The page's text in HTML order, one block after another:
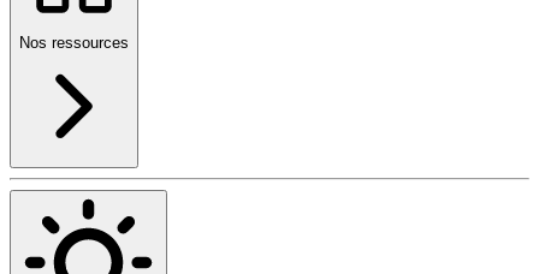
Nos ressources